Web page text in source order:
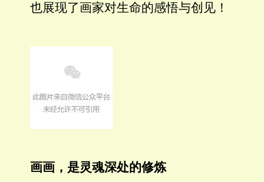
也展现了画家对生命的感悟与创见！
画画，是灵魂深处的修炼